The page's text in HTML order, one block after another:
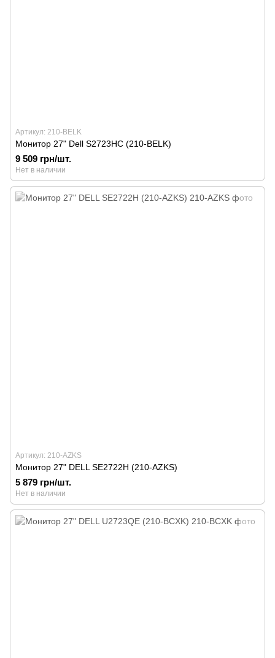
Артикул: 210-BELK
Монитор 27" Dell S2723HC (210-BELK)
9 509 грн/шт.
Нет в наличии
Артикул: 210-AZKS
Монитор 27" DELL SE2722H (210-AZKS)
5 879 грн/шт.
Нет в наличии